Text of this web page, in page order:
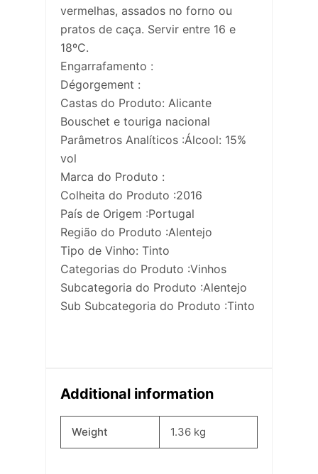
vermelhas, assados no forno ou
pratos de caça. Servir entre 16 e
18ºC.
Engarrafamento :
Dégorgement :
Castas do Produto: Alicante
Bouschet e touriga nacional
Parâmetros Analíticos :Álcool: 15%
vol
Marca do Produto :
Colheita do Produto :2016
País de Origem :Portugal
Região do Produto :Alentejo
Tipo de Vinho: Tinto
Categorias do Produto :Vinhos
Subcategoria do Produto :Alentejo
Sub Subcategoria do Produto :Tinto
Additional information
Weight 1.36 kg